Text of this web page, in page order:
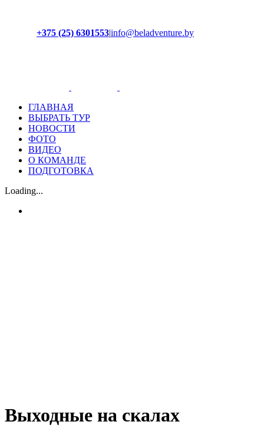
+375 (25) 6301553|info@beladventure.by
ГЛАВНАЯ
ВЫБРАТЬ ТУР
НОВОСТИ
ФОТО
ВИДЕО
О КОМАНДЕ
ПОДГОТОВКА
Loading...
Выходные на скалах